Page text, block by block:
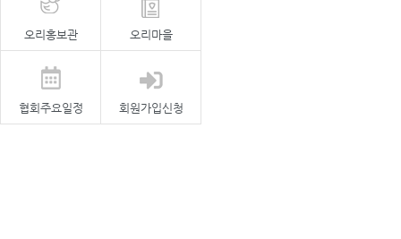
오리홍보관 오리마을
협회주요일정 회원가입신청